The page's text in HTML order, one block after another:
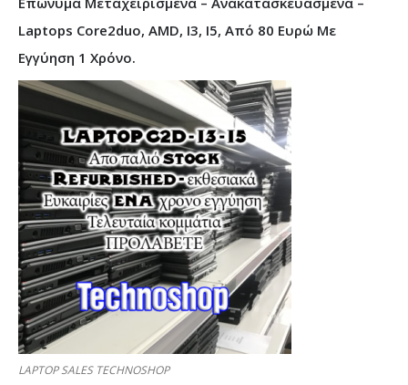
Laptops Core2duo, AMD, I3, I5, Από 80 Ευρώ Με
Εγγύηση 1 Χρόνο.
LAPTOP SALES TECHNOSHOP